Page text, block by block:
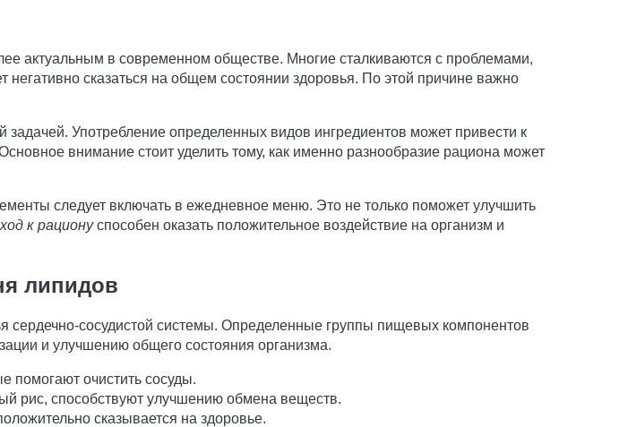
актуальным в современном обществе. Многие сталкиваются с проблемами,
сказаться на общем состоянии здоровья. По этой причине важно
Употребление определенных видов ингредиентов может привести к
внимание стоит уделить тому, как именно разнообразие рациона может
следует включать в ежедневное меню. Это не только поможет улучшить
к рационуспособен оказать положительное воздействие на организм и
липидов
сосудистой системы. Определенные группы пищевых компонентов
и улучшению общего состояния организма.
помогают очистить сосуды.
рис, способствуют улучшению обмена веществ.
сказывается на здоровье.